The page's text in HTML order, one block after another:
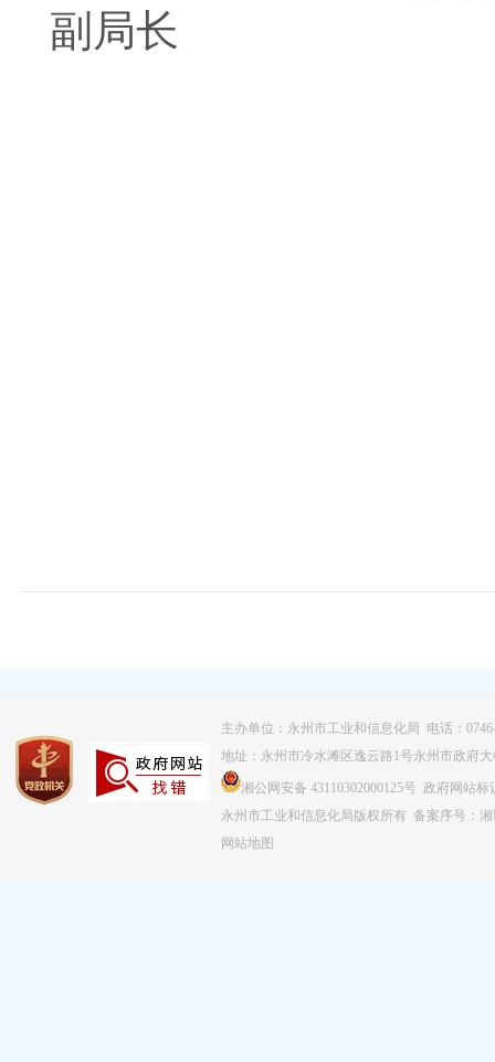
副局长
主办单位：永州市工业和信息化局 电话：
地址：永州市冷水滩区逸云路1号永州市政府大
湘公网安备 43110302000125号 政府网站标
永州市工业和信息化局版权所有 备案序号：湘
网站地图